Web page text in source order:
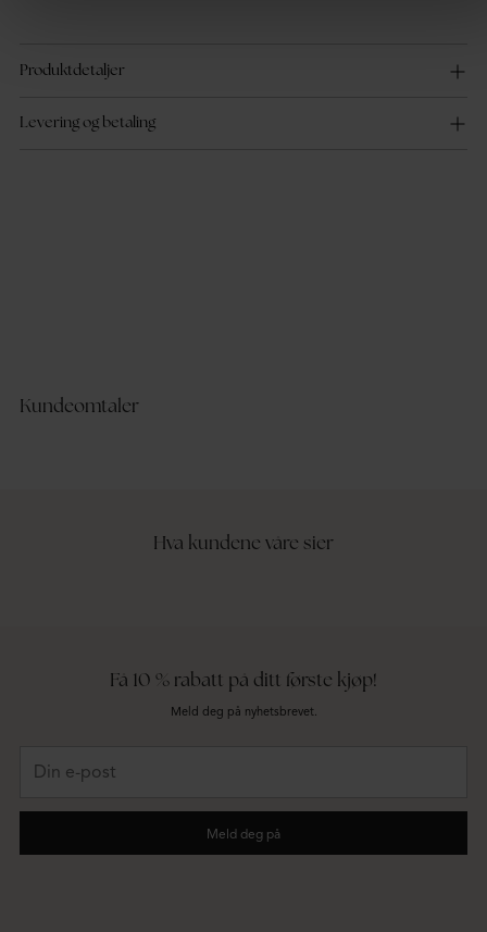
Produktdetaljer
Levering og betaling
Kundeomtaler
Hva kundene våre sier
Få 10 % rabatt på ditt første kjøp!
Meld deg på nyhetsbrevet.
Meld deg på